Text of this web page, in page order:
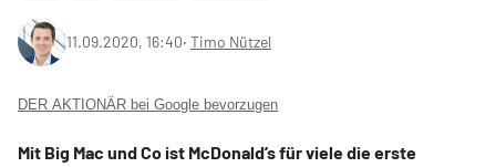
11.09.2020, 16:40‧ Timo Nützel
DER AKTIONÄR bei Google bevorzugen
Mit Big Mac und Co ist McDonald’s für viele die erste